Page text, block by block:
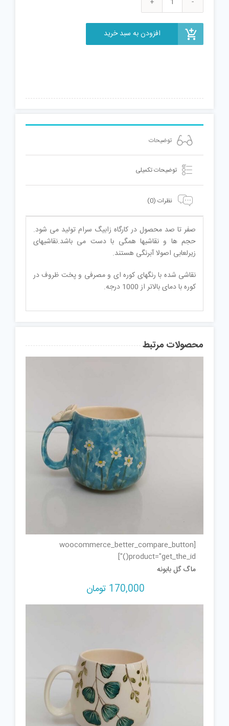
ماگ
با
افزودن به سبد خرید
توضیحات
توضیحات تکمیلی
نظرات (0)
صفر تا صد محصول در کارگاه زابیگ سرام تولید می شود.
حجم ها و نقاشیها همگی با دست می باشد.نقاشیهای
زیرلعابی اصولا آبرنگی هستند.
نقاشی شده با رنگهای کوره ای و مصرفی و پخت ظروف در
کوره با دمای بالاتر از 1000 درجه.
محصولات مرتبط
[woocommerce_better_compare_button
product="get_the_id()"]
ماگ گل بابونه
170,000 تومان